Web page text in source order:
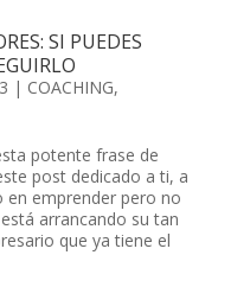
SI PUEDES
| COACHING,
potente frase de
post dedicado a ti, a
en emprender pero no
arrancando su tan
que ya tiene el